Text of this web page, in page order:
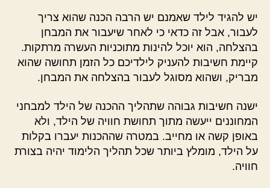
יש להגיד לילד שאמנם יש הרבה הכנה שהוא צריך
לעבור, אבל זה כדאי כי לאחר שיעבור את המבחן
בהצלחה, הוא יוכל להינות מתוכניות העשרה מרתקות.
קיימת חשיבות להעניק לילדיכם כל הזמן תחושה שהוא
מבריק, ושהוא מסוגל לעבור בהצלחה את המבחן.
ישנה חשיבות גבוהה שתהליך ההכנה של הילד למבחני
המחוננים ייעשה מתוך תחושת חוויה של הילד, ולא
באופן קשה או מחייב. במטרה שההכנות יעברו בקלות
על הילד, מומלץ ביותר שכל תהליך הלימוד יהיה בצורת
חוויה.